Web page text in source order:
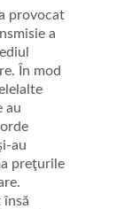
provocat
a
În mod
au
au
preţurile
însă